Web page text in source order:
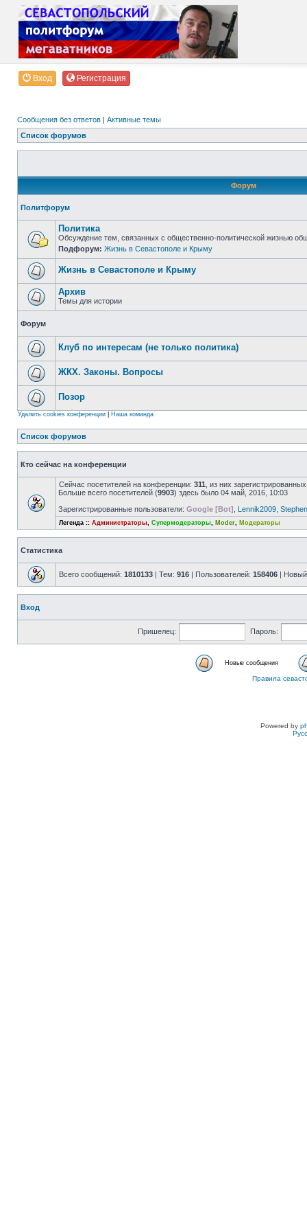
Вход Регистрация
Сообщения без ответов | Активные темы
Список форумов
Форум
Политфорум
Политика
Обсуждение тем, связанных с общественно-политической жизнью
Подфорум: Жизнь в Севастополе и Крыму
Жизнь в Севастополе и Крыму
Архив
Темы для истории
Форум
Клуб по интересам (не только политика)
ЖКХ. Законы. Вопросы
Позор
Удалить cookies конференции Наша команда
Список форумов
Кто сейчас на конференции
Сейчас посетителей на конференции: 311 , из них
Больше всего посетителей (9903) здесь было 04 май, 2016, 10:03
Зарегистрированные пользователи: Google [Bot] Lennik2009
Легенда :: Администраторы, Супермодераторы, Moder, Модераторы
Статистика
Всего сообщений: 1810133 | Тем: 916 | Пользователей: 158406 |
Вход
Пришелец: Пароль:
Новые сообщения
Правила
Powered by